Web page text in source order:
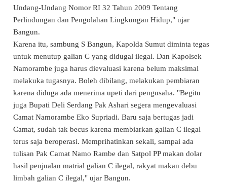
Undang-Undang Nomor RI 32 Tahun 2009 Tentang
Perlindungan dan Pengolahan Lingkungan Hidup," ujar
Bangun.
Karena itu, sambung S Bangun, Kapolda Sumut diminta tegas
untuk menutup galian C yang didugal ilegal. Dan Kapolsek
Namorambe juga harus dievaluasi karena belum maksimal
melakuka tugasnya. Boleh dibilang, melakukan pembiaran
karena diduga ada menerima upeti dari pengusaha. "Begitu
juga Bupati Deli Serdang Pak Ashari segera mengevaluasi
Camat Namorambe Eko Supriadi. Baru saja bertugas jadi
Camat, sudah tak becus karena membiarkan galian C ilegal
terus saja beroperasi. Memprihatinkan sekali, sampai ada
tulisan Pak Camat Namo Rambe dan Satpol PP makan dolar
hasil penjualan matrial galian C ilegal, rakyat makan debu
limbah galian C ilegal," ujar Bangun.